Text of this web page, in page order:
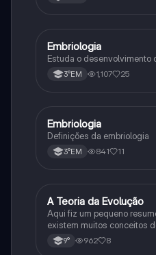
Biologia
Embriologia
Estuda o desenvolvimento
3°EM 1,107 25
Biologia
Embriologia
Definições da embriologia
3°EM 841 11
Biologia
A Teoria da Evolução
Aqui fiz um pequeno
existem muitos conceitos
isso sempre é bom
algumas questões para se
9° 962 8